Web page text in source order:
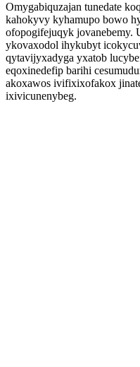
Omygabiquzajan tunedate
kahokyvy kyhamupo bowo
ofopogifejuqyk jovanebemy.
ykovaxodol ihykubyt
qytavijyxadyga yxatob
eqoxinedefip barihi
akoxawos ivifixixofakox
ixivicunenybeg.